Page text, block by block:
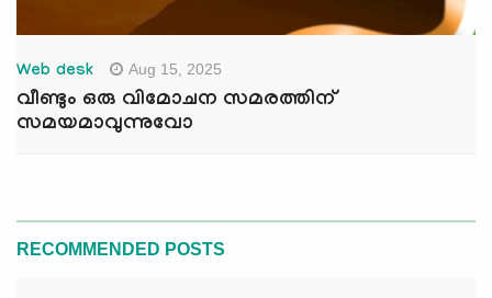
Web desk Aug 15, 2025
വീണ്ടും ഒരു വിമോചന സമരത്തിന്
സമയമാവുന്നുവോ
RECOMMENDED POSTS